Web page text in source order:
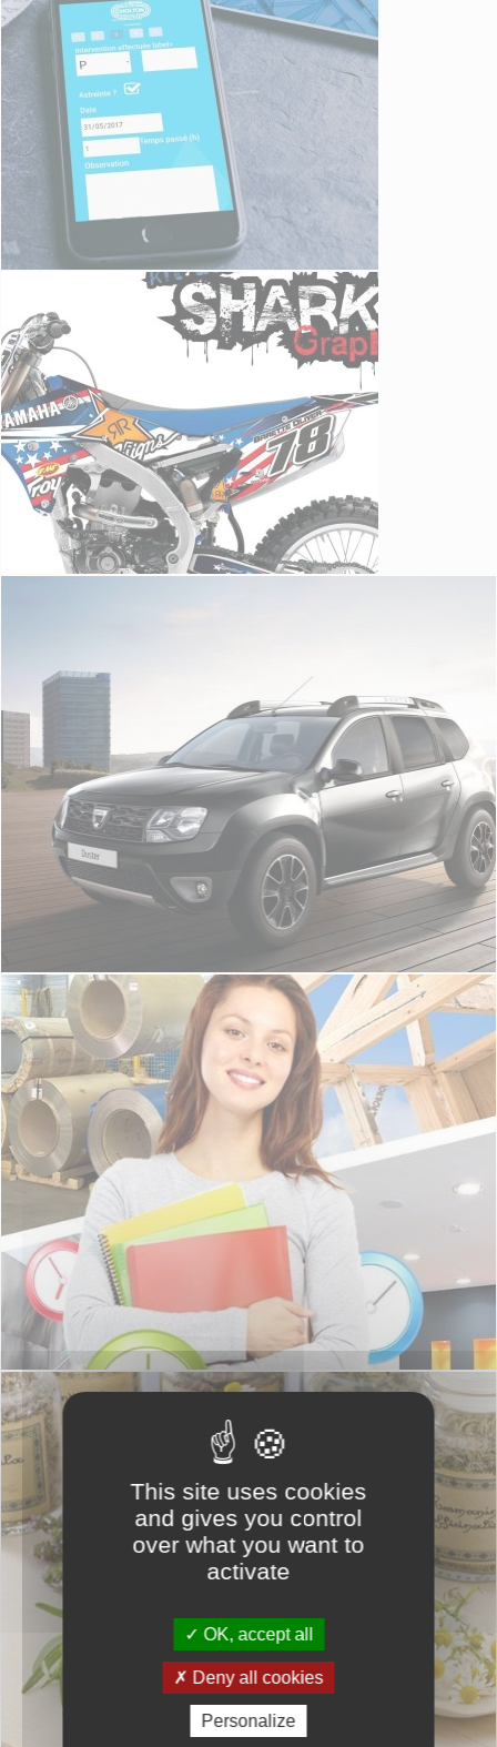
This site uses cookies
and gives you control
over what you want to
activate
OK, accept all
Deny all cookies
Personalize